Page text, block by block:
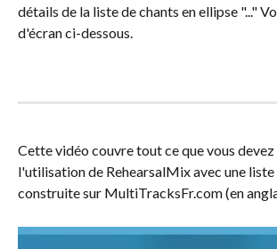
détails de la liste de chants en ellipse "..."
d'écran ci-dessous.
Cette vidéo couvre tout ce que vous
l'utilisation de RehearsalMix avec une liste
construite sur MultiTracksFr.com (en